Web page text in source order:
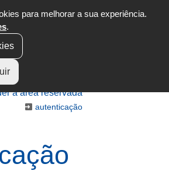
para melhorar a sua experiência.
.
à área reservada
autenticação